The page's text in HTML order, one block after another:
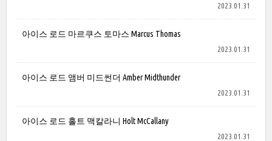
2023.01.31
아이스 로드 마르쿠스 토마스 Marcus Thomas
2023.01.31
아이스 로드 앰버 미드썬더 Amber Midthunder
2023.01.31
아이스 로드 홀트 맥칼라니 Holt McCallany
2023.01.31